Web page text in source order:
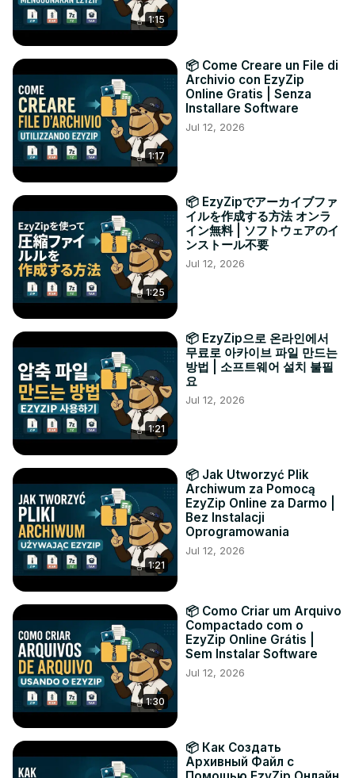
1:15
1:17
📦 Come Creare un File di
Archivio con EzyZip
Online Gratis | Senza
Installare Software
Jul 12, 2026
1:25
📦 EzyZipでアーカイブファ
イルを作成する方法 オンラ
イン無料 | ソフトウェアのイ
ンストール不要
Jul 12, 2026
1:21
📦 EzyZip으로 온라인에서
무료로 아카이브 파일 만드는
방법 | 소프트웨어 설치 불필
요
Jul 12, 2026
1:21
📦 Jak Utworzyć Plik
Archiwum za Pomocą
EzyZip Online za Darmo |
Bez Instalacji
Oprogramowania
Jul 12, 2026
1:30
📦 Como Criar um Arquivo
Compactado com o
EzyZip Online Grátis |
Sem Instalar Software
Jul 12, 2026
📦 Как Создать
Архивный Файл с